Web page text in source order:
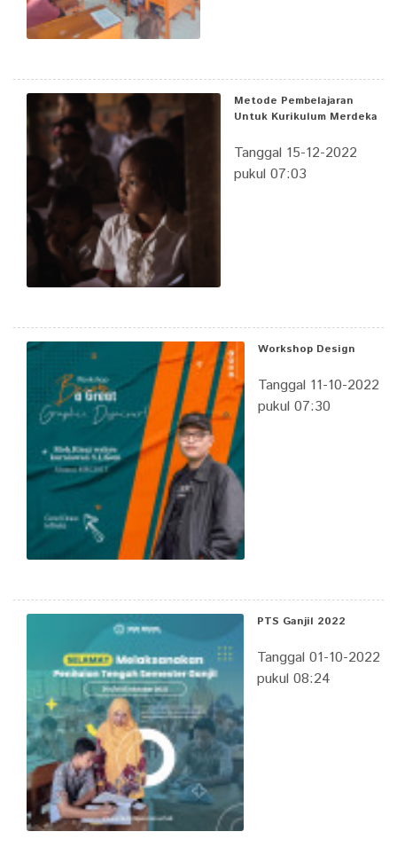
Metode Pembelajaran
Untuk Kurikulum Merdeka
Tanggal 15-12-2022
pukul 07:03
Workshop Design
Tanggal 11-10-2022
pukul 07:30
PTS Ganjil 2022
Tanggal 01-10-2022
pukul 08:24